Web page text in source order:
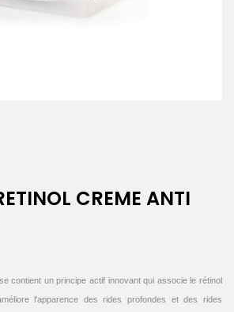
CREME ANTI
contient un principe actif innovant qui associe le rétinol
l'apparence des rides profondes et des rides